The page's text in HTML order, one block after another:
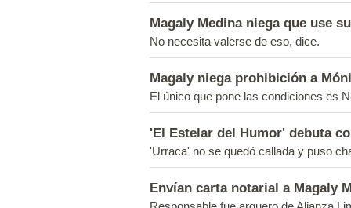
Magaly Medina niega que use
No necesita valerse de eso, dice.
Magaly niega prohibición a
El único que pone las condiciones es
'El Estelar del Humor' debuta
'Urraca' no se quedó callada y puso
Envían carta notarial a Magaly